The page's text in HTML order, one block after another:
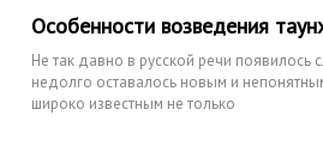
Особенности возведения
Не так давно в русской речи появилось
недолго оставалось новым и
широко известным не только